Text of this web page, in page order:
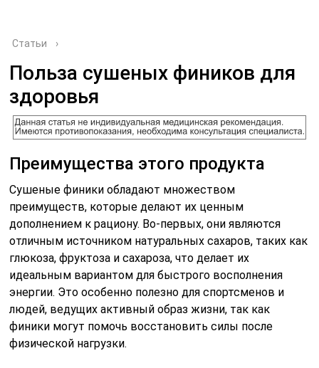
Статьи ›
Польза сушеных фиников для
здоровья
Преимущества этого продукта
Сушеные финики обладают множеством
преимуществ, которые делают их ценным
дополнением к рациону. Во-первых, они являются
отличным источником натуральных сахаров, таких как
глюкоза, фруктоза и сахароза, что делает их
идеальным вариантом для быстрого восполнения
энергии. Это особенно полезно для спортсменов и
людей, ведущих активный образ жизни, так как
финики могут помочь восстановить силы после
физической нагрузки.